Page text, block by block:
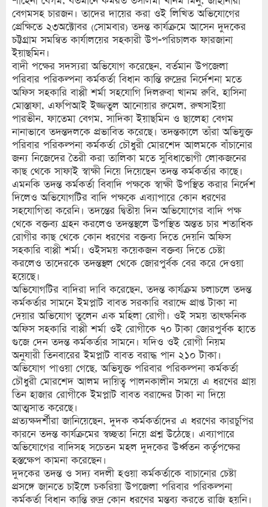
বেগমসহ চারজন। তাদের দায়ের করা ওই লিখিত অভিযোগের
প্রেক্ষিতে ২৩অক্টোবর (সোমবার) তদন্ত কার্যক্রমে আসেন দুদকের
চট্টগ্রাম সমন্বিত কার্যালয়ের সহকারী উপ-পরিচালক ফারজানা
ইয়াছমিন।
বাদী পক্ষের সদস্যরা অভিযোগ করেছেন, বর্তমান উপজেলা
পরিবার পরিকল্পনা কর্মকর্তা বিধান কান্তি রুদ্রের নির্দেশনা মতে
অফিস সহকারি বাপ্পী শর্মা সহযোগি দিলরুবা খানম রুবি, হাসিনা
মোস্তাফা, এফপিআই ইজ্জতুল আনোয়ার রুমেল, রুখসাইয়া
পারভীন, ফাতেমা বেগম, সাদিকা ইয়াছমিন ও ছালেহা বেগম
নানাভাবে তদন্তদলকে প্রভাবিত করেছে। তদন্তকালে তাঁরা অভিযুক্ত
পরিবার পরিকল্পনা কর্মকর্তা চৌধুরী মোরশেদ আলমকে বাঁচানোর
জন্য নিজেদের তৈরী করা তালিকা মতে সুবিধাভোগী লোকজনের
কাছ থেকে সাফাই স্বাক্ষী নিয়ে দিয়েছেন তদন্ত কর্মকর্তার কাছে।
এমনকি তদন্ত কর্মকর্তা বিবাদি পক্ষকে স্বাক্ষী উপস্থিত করার নির্দেশ
দিলেও অভিযোগটির বাদি পক্ষকে এব্যাপারে কোন ধরণের
সহযোগিতা করেনি। তদন্তের দ্বিতীয় দিন অভিযোগের বাদি পক্ষ
থেকে বক্তব্য গ্রহন করলেও তদন্তস্থলে উপস্থিত অন্তত চার শতাধিক
রোগীর কাছ থেকে কোন ধরণের বক্তব্য দিতে দেয়নি অফিস
সহকারি বাপ্পী শর্মা। ওইসময় কয়েকজন বক্তব্য দিতে চেষ্টা
করলেও তাদেরকে তদন্তস্থল থেকে জোরপুর্বক বের করে দেওয়া
হয়েছে।
অভিযোগটির বাদিরা দাবি করেছেন, তদন্ত কার্যক্রম চলাচলে তদন্ত
কর্মকর্তার সামনে ইমপ্লাট বাবত সরকারি বরাদ্দে প্রাপ্ত টাকা না
দেয়ার অভিযোগ তুলেন এক মহিলা রোগী। ওই সময় তাৎক্ষনিক
অফিস সহকারি বাপ্পী শর্মা ওই রোগীকে ৭০ টাকা জোরপুর্বক হাতে
গুজে দেন তদন্ত কর্মকর্তার সামনে। যদিও ওই রোগী নিয়ম
অনুযারী তিনবারের ইমপ্লাট বাবত বরাদ্ধ পান ২১০ টাকা।
অভিযোগ পাওয়া গেছে, অভিযুক্ত পরিবার পরিকল্পনা কর্মকর্তা
চৌধুরী মোরশেদ আলম দায়িত্ব পালনকালীন সময়ে এ ধরণের প্রায়
তিন হাজার রোগীকে ইমপ্লাট বাবত বরাদ্দের টাকা না দিয়ে
আত্মসাত করেছে।
প্রত্যক্ষদর্শীরা জানিয়েছেন, দুদক কর্মকর্তাদের এ ধরণের কারচুপির
কারনে তদন্ত কার্যক্রমের স্বচ্ছতা নিয়ে প্রশ্ন উঠেছে। এব্যাপারে
অভিযোগের বাদিসহ সচেতন মহল দুদকের উর্ধ্বতন কর্তৃপক্ষের
হস্তক্ষেপ কামনা করেছেন।
দুদকের তদন্ত ও সদ্য বদলী হওয়া কর্মকর্তাকে বাচানোর চেষ্টা
প্রসঙ্গে জানতে চাইলে চকরিয়া উপজেলা পরিবার পরিকল্পনা
কর্মকর্তা বিধান কান্তি রুদ্র কোন ধরণের মন্তব্য করতে রাজি হয়নি।